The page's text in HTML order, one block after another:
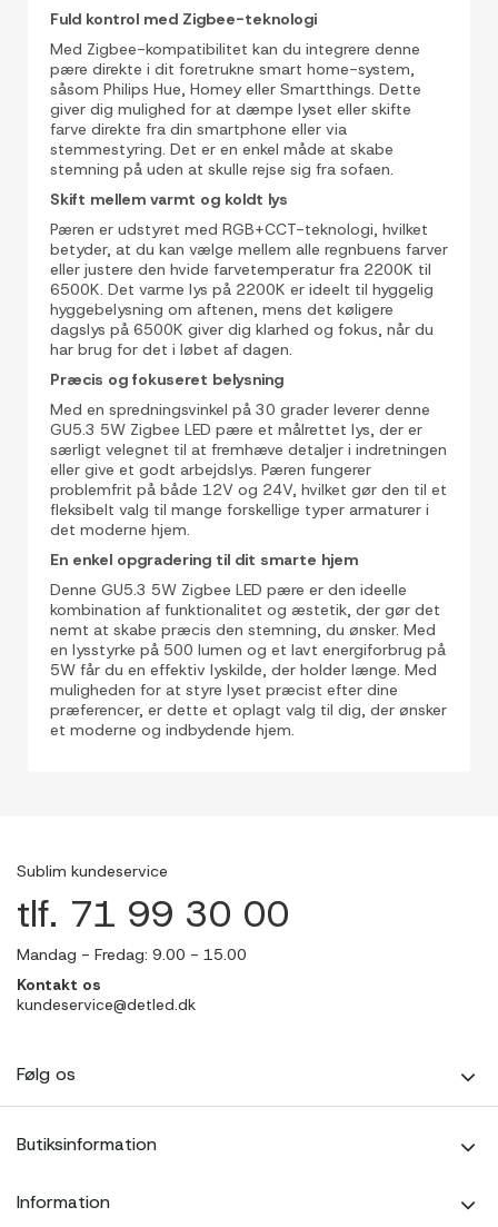
Fuld kontrol med Zigbee-teknologi
Med Zigbee-kompatibilitet kan du integrere denne
pære direkte i dit foretrukne smart home-system,
såsom Philips Hue, Homey eller Smartthings. Dette
giver dig mulighed for at dæmpe lyset eller skifte
farve direkte fra din smartphone eller via
stemmestyring. Det er en enkel måde at skabe
stemning på uden at skulle rejse sig fra sofaen.
Skift mellem varmt og koldt lys
Pæren er udstyret med RGB+CCT-teknologi, hvilket
betyder, at du kan vælge mellem alle regnbuens farver
eller justere den hvide farvetemperatur fra 2200K til
6500K. Det varme lys på 2200K er ideelt til hyggelig
hyggebelysning om aftenen, mens det køligere
dagslys på 6500K giver dig klarhed og fokus, når du
har brug for det i løbet af dagen.
Præcis og fokuseret belysning
Med en spredningsvinkel på 30 grader leverer denne
GU5.3 5W Zigbee LED pære et målrettet lys, der er
særligt velegnet til at fremhæve detaljer i indretningen
eller give et godt arbejdslys. Pæren fungerer
problemfrit på både 12V og 24V, hvilket gør den til et
fleksibelt valg til mange forskellige typer armaturer i
det moderne hjem.
En enkel opgradering til dit smarte hjem
Denne GU5.3 5W Zigbee LED pære er den ideelle
kombination af funktionalitet og æstetik, der gør det
nemt at skabe præcis den stemning, du ønsker. Med
en lysstyrke på 500 lumen og et lavt energiforbrug på
5W får du en effektiv lyskilde, der holder længe. Med
muligheden for at styre lyset præcist efter dine
præferencer, er dette et oplagt valg til dig, der ønsker
et moderne og indbydende hjem.
Sublim kundeservice
tlf. 71 99 30 00
Mandag - Fredag: 9.00 - 15.00
Kontakt os
kundeservice@detled.dk
Følg os
Butiksinformation
Information